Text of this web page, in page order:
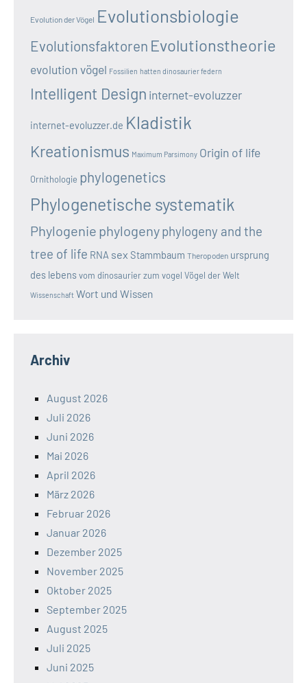
Evolution der Vögel Evolutionsbiologie
Evolutionsfaktoren Evolutionstheorie
evolution vögel Fossilien hatten dinosaurier federn
Intelligent Design internet-evoluzzer
internet-evoluzzer.de Kladistik
Kreationismus Maximum Parsimony Origin of life
Ornithologie phylogenetics
Phylogenetische systematik
Phylogenie phylogenyphylogeny and the
tree of life RNA sex Stammbaum Theropoden ursprung
des lebensvom dinosaurier zum vogel Vögel der Welt
Wissenschaft Wort und Wissen
Archiv
August 2026
Juli 2026
Juni 2026
Mai 2026
April 2026
März 2026
Februar 2026
Januar 2026
Dezember 2025
November 2025
Oktober 2025
September 2025
August 2025
Juli 2025
Juni 2025